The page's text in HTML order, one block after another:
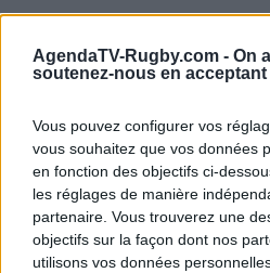
AgendaTV-Rugby.com - On
soutenez-nous en
Vous pouvez configurer vos
vous souhaitez que vos données
en fonction des objectifs ci-
les réglages de manière
partenaire. Vous trouverez une
objectifs sur la façon dont nos
utilisons vos données